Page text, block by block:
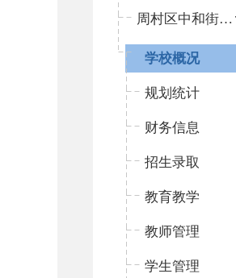
周村区中和街小学
学校概况
规划统计
财务信息
招生录取
教育教学
教师管理
学生管理